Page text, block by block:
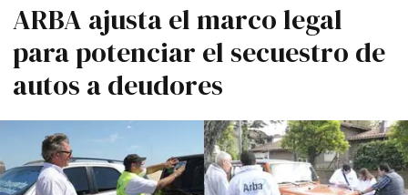
ARBA ajusta el marco legal
para potenciar el secuestro de
autos a deudores